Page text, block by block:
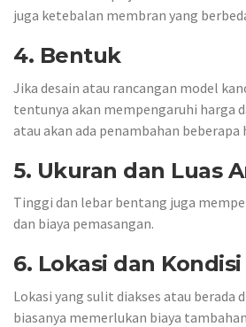
juga ketebalan membran yang
4. Bentuk
Jika desain atau rancangan model
tentunya akan mempengaruhi harga
atau akan ada penambahan beberapa
5. Ukuran dan Luas
Tinggi dan lebar bentang juga
dan biaya pemasangan.
6. Lokasi dan
Lokasi yang sulit diakses atau berada
biasanya memerlukan biaya